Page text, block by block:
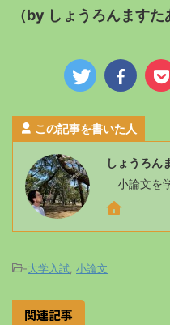
（by しょうろんますた
この記事を書いた人
しょうろん
小論文を
-大学入試 小論文
関連記事